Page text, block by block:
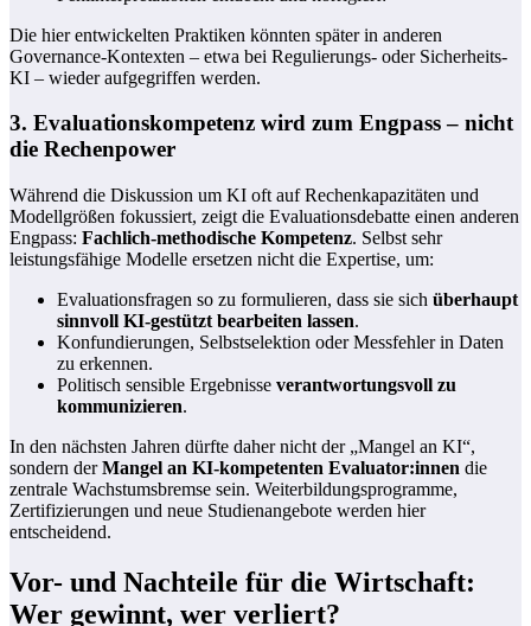
Die hier entwickelten Praktiken könnten später in anderen
Governance-Kontexten – etwa bei Regulierungs- oder Sicherheits-
KI – wieder aufgegriffen werden.
3. Evaluationskompetenz wird zum Engpass – nicht
die Rechenpower
Während die Diskussion um KI oft auf Rechenkapazitäten und
Modellgrößen fokussiert, zeigt die Evaluationsdebatte einen anderen
Engpass: Fachlich-methodische Kompetenz. Selbst sehr
leistungsfähige Modelle ersetzen nicht die Expertise, um:
Evaluationsfragen so zu formulieren, dass sie sich überhaupt
sinnvoll KI-gestützt bearbeiten lassen.
Konfundierungen, Selbstselektion oder Messfehler in Daten
zu erkennen.
Politisch sensible Ergebnisse verantwortungsvoll zu
kommunizieren.
In den nächsten Jahren dürfte daher nicht der „Mangel an KI“,
sondern derMangel an KI-kompetenten Evaluator:innen die
zentrale Wachstumsbremse sein. Weiterbildungsprogramme,
Zertifizierungen und neue Studienangebote werden hier
entscheidend.
Vor- und Nachteile für die Wirtschaft:
Wer gewinnt, wer verliert?